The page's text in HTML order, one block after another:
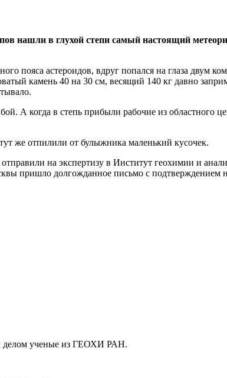
нашли в глухой степи самый настоящий
пояса астероидов, вдруг попался на глаза двум
камень 40 на 30 см, весящий 140 кг давно
А когда в степь прибыли рабочие из областного
же отпилили от булыжника маленький кусочек.
на экспертизу в Институт геохимии и
пришло долгожданное письмо с подтверждением
делом ученые из ГЕОХИ РАН.